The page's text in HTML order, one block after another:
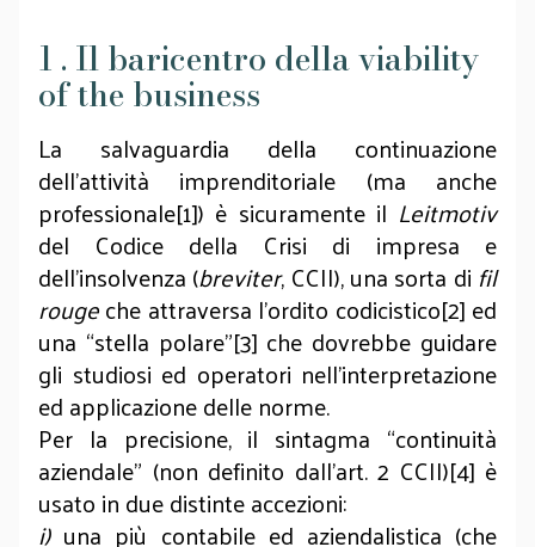
1 . Il baricentro della viability
of the business
La salvaguardia della continuazione
dell’attività imprenditoriale (ma anche
professionale[1]) è sicuramente il Leitmotiv
del Codice della Crisi di impresa e
dell’insolvenza (breviter, CCII), una sorta di fil
rougeche attraversa l’ordito codicistico[2] ed
una “stella polare”[3] che dovrebbe guidare
gli studiosi ed operatori nell’interpretazione
ed applicazione delle norme.
Per la precisione, il sintagma “continuità
aziendale” (non definito dall’art. 2 CCII)[4] è
usato in due distinte accezioni:
i)una più contabile ed aziendalistica (che